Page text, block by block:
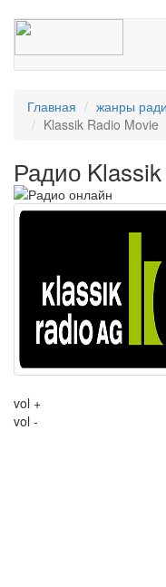
Главная жанры
Klassik Radio Movie
Радио
vol +
vol -